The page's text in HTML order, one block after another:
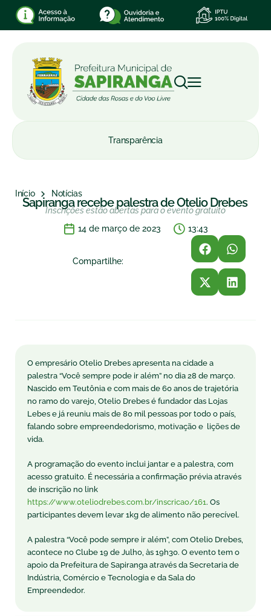
Transparência
Início Notícias
Sapiranga recebe palestra de Otelio Drebes
Inscrições estão abertas para o evento gratuito
14 de março de 2023
13:43
Compartilhe:
O empresário Otelio Drebes apresenta na cidade a
palestra “Você sempre pode ir além” no dia 28 de março.
Nascido em Teutônia e com mais de 60 anos de trajetória
no ramo do varejo, Otelio Drebes é fundador das Lojas
Lebes e já reuniu mais de 80 mil pessoas por todo o país,
falando sobre empreendedorismo, motivação e lições de
vida.
A programação do evento inclui jantar e a palestra, com
acesso gratuito. É necessária a confirmação prévia através
de inscrição no link
https://www.oteliodrebes.com.br/inscricao/161. Os
participantes devem levar 1kg de alimento não perecível.
A palestra “Você pode sempre ir além”, com Otelio Drebes,
acontece no Clube 19 de Julho, às 19h30. O evento tem o
apoio da Prefeitura de Sapiranga através da Secretaria de
Indústria, Comércio e Tecnologia e da Sala do
Empreendedor.